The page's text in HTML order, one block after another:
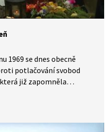
1969 se dnes obecně
potlačování svobod
již zapomněla
činům z řad